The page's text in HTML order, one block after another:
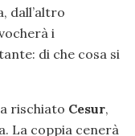
dall’altro
i
di che cosa si
rischiato Cesur,
La coppia cenerà